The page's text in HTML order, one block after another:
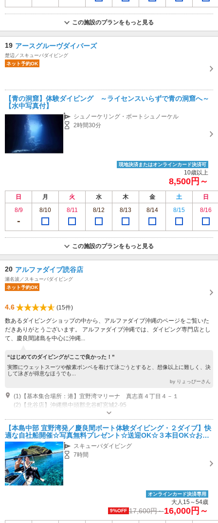
この施設のプランをもっと見る
19 アースグルーヴダイバーズ
楚辺／スキューバダイビング
ネット予約OK
【青の洞窟】体験ダイビング ～ライセンスいらずで青の洞窟へ～
【水中写真付】
シュノーケリング・ボートシュノーケル
2時間30分
現地決済またはオンラインカード決済可
10歳以上
8,500円～
日 月 火 水 木 金 土
日
8/9
8/10 8/11 8/12 8/13 8/14 8/15 8/16
この施設のプランをもっと見る
20 アルファダイブ読谷店
瀬名波／スキューバダイビング
ネット予約OK
4.6
(15件)
数あるダイビングショップの中から、アルファダイブ沖縄のページをご覧いた
だきありがとうございます。 アルファダイブ沖縄では、ダイビング専門店とし
て、慶良間諸島を中心に沖縄...
“はじめてのダイビングがここで良かった！”
実際にウェットスーツや酸素ボンベを着けて泳ごうとすると、想像以上に難しく、決
して泳ぎが得意なほうでも...
by りょっぴーさん
(1)【基本集合場所：港】宜野湾マリーナ 真志喜４丁目４－１
(2)【北谷店】沖縄県中頭郡北谷町宮城2‐95
【本島中部 宜野湾発／慶良間ボート体験ダイビング・２ダイブ】快
適な自社船開催☆写真無料プレゼント☆送迎OK☆３本目OK☆お一
人様～カップルや女子旅・ファミリーにもオススメ
スキューバダイビング
7時間
オンラインカード決済専用
大人15～54歳
9%OFF 17,600円～16,000円～